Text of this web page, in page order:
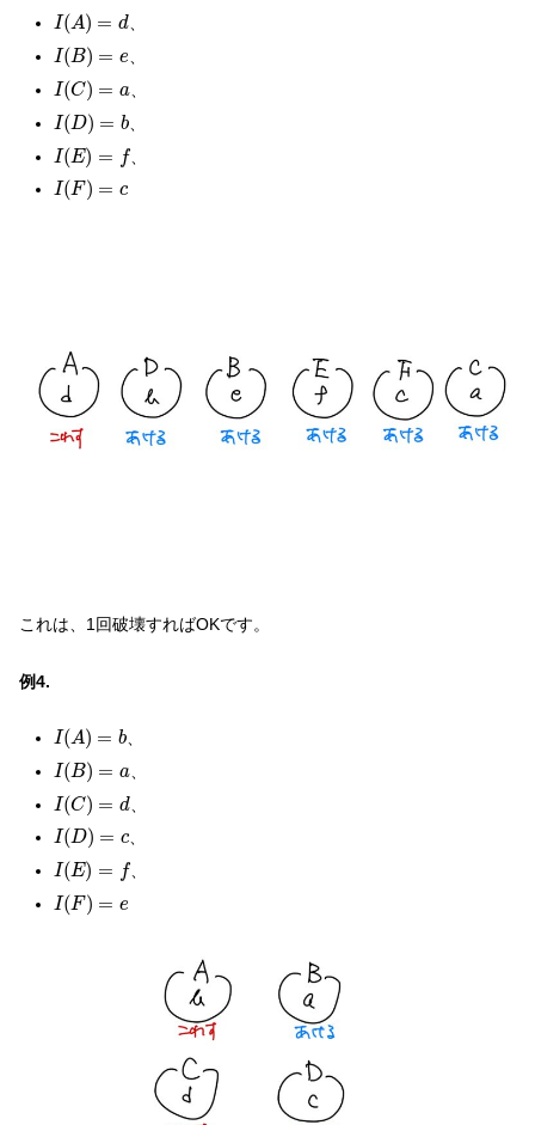
I(A) = d
I(A)=
、
I(B) = e
I(B)=
I(C) = a
I(C)=
、
I(D) = b
I(D)=
I(E) = f
I(E)=
、
I(F) = c
I(F)=
これは、1回破壊すればOKです。
例4.
I(A) = b
I(A)=
I(B) = a
I(B)=
I(C) = d
I(C)=
、
I(D) = c
I(D)=
、
I(E) = f
I(E)=
、
I(F) = e
I(F)=